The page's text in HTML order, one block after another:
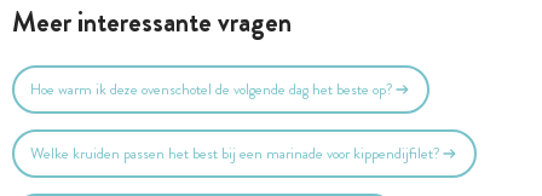
Meer interessante vragen
Hoe warm ik deze ovenschotel de volgende dag het beste op?
Welke kruiden passen het best bij een marinade voor kippendijfilet?